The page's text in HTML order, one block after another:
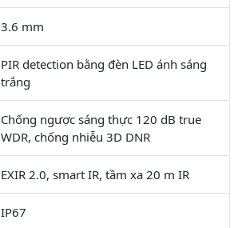
3.6 mm
PIR detection bằng đèn LED ánh sáng
trắng
Chống ngược sáng thực 120 dB true
WDR, chống nhiễu 3D DNR
EXIR 2.0, smart IR, tầm xa 20 m IR
IP67